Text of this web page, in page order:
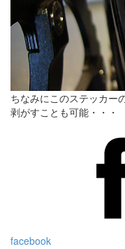
ちなみにこのステッカー
剥がすことも可能・・・
facebook